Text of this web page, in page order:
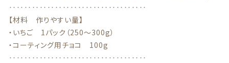
‥‥‥‥‥‥‥‥‥‥‥‥‥‥‥‥‥‥
【材料 作りやすい量】
・いちご 1パック（250〜300g）
・コーティング用チョコ 100g
‥‥‥‥‥‥‥‥‥‥‥‥‥‥‥‥‥‥
特定商取引法に基づく表記
お問い合わせ